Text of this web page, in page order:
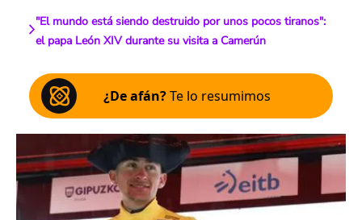
"El mundo está siendo destruido por unos pocos tiranos":
el papa León XIV durante su visita a Camerún
¿De afán?Te lo resumimos